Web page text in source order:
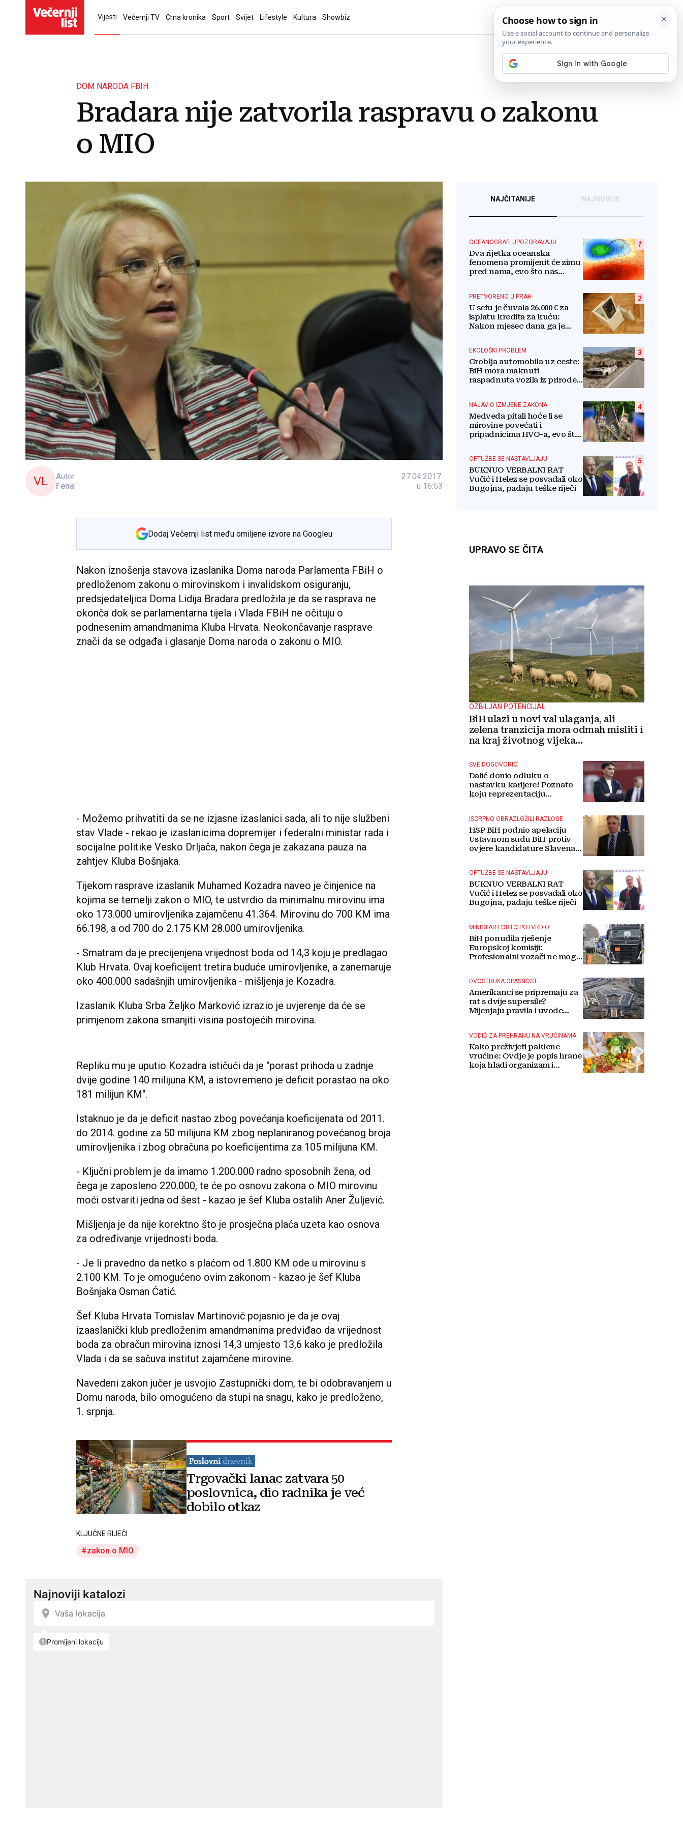
Vijesti Večernji TV Crna kronika Sport Svijet Lifestyle Kultura Showbiz
DOM NARODA FBIH
Bradara nije zatvorila raspravu o zakonu
o MIO
VL
Autor
Fena
27.04.2017.
u 16:53
Dodaj Večernji list među omiljene izvore na Googleu
Nakon iznošenja stavova izaslanika Doma naroda Parlamenta FBiH o
predloženom zakonu o mirovinskom i invalidskom osiguranju,
predsjedateljica Doma Lidija Bradara predložila je da se rasprava ne
okonča dok se parlamentarna tijela i Vlada FBiH ne očituju o
podnesenim amandmanima Kluba Hrvata. Neokončavanje rasprave
znači da se odgađa i glasanje Doma naroda o zakonu o MIO.
- Možemo prihvatiti da se ne izjasne izaslanici sada, ali to nije službeni
stav Vlade - rekao je izaslanicima dopremijer i federalni ministar rada i
socijalne politike Vesko Drljača, nakon čega je zakazana pauza na
zahtjev Kluba Bošnjaka.
Tijekom rasprave izaslanik Muhamed Kozadra naveo je činjenice na
kojima se temelji zakon o MIO, te ustvrdio da minimalnu mirovinu ima
oko 173.000 umirovljenika zajamčenu 41.364. Mirovinu do 700 KM ima
66.198, a od 700 do 2.175 KM 28.000 umirovljenika.
- Smatram da je precijenjena vrijednost boda od 14,3 koju je predlagao
Klub Hrvata. Ovaj koeficijent tretira buduće umirovljenike, a zanemaruje
oko 400.000 sadašnjih umirovljenika - mišljenja je Kozadra.
Izaslanik Kluba Srba Željko Marković izrazio je uvjerenje da će se
primjenom zakona smanjiti visina postojećih mirovina.
Repliku mu je uputio Kozadra ističući da je "porast prihoda u zadnje
dvije godine 140 milijuna KM, a istovremeno je deficit porastao na oko
181 milijun KM".
Istaknuo je da je deficit nastao zbog povećanja koeficijenata od 2011.
do 2014. godine za 50 milijuna KM zbog neplaniranog povećanog broja
umirovljenika i zbog obračuna po koeficijentima za 105 milijuna KM.
- Ključni problem je da imamo 1.200.000 radno sposobnih žena, od
čega je zaposleno 220.000, te će po osnovu zakona o MIO mirovinu
moći ostvariti jedna od šest - kazao je šef Kluba ostalih Aner Žuljević.
Mišljenja je da nije korektno što je prosječna plaća uzeta kao osnova
za određivanje vrijednosti boda.
- Je li pravedno da netko s plaćom od 1.800 KM ode u mirovinu s
2.100 KM. To je omogućeno ovim zakonom - kazao je šef Kluba
Bošnjaka Osman Ćatić.
Šef Kluba Hrvata Tomislav Martinović pojasnio je da je ovaj
izaaslanički klub predloženim amandmanima predviđao da vrijednost
boda za obračun mirovina iznosi 14,3 umjesto 13,6 kako je predložila
Vlada i da se sačuva institut zajamčene mirovine.
Navedeni zakon jučer je usvojio Zastupnički dom, te bi odobravanjem u
Domu naroda, bilo omogućeno da stupi na snagu, kako je predloženo,
1. srpnja.
Trgovački lanac zatvara 50
poslovnica, dio radnika je već
dobilo otkaz
KLJUČNE RIJEČI
zakon o MIO
NAJČITANIJE NAJNOVIJE
1
OCEANOGRAFI UPOZORAVAJU
Dva rijetka oceanska
fenomena promijenit će zimu
pred nama, evo što nas
2
PRETVORENO U PRAH
U sefu je čuvala 26.000 € za
isplatu kredita za kuću:
Nakon mjesec dana ga je
3
EKOLOŠKI PROBLEM
Groblja automobila uz ceste:
BiH mora maknuti
raspadnuta vozila iz prirode i
4
NAJAVIO IZMJENE ZAKONA
Medveda pitali hoće li se
mirovine povećati i
pripadnicima HVO-a, evo što
5
OPTUŽBE SE NASTAVLJAJU
BUKNUO VERBALNI RAT
Vučić i Helez se posvađali oko
Bugojna, padaju teške riječi
UPRAVO SE ČITA
OZBILJAN POTENCIJAL
BiH ulazi u novi val ulaganja, ali
zelena tranzicija mora odmah misliti i
na kraj životnog vijeka
SVE DOGOVORIO
Dalić donio odluku o
nastavku karijere! Poznato
koju reprezentaciju
ISCRPNO OBRAZLOŽILI RAZLOGE
HSP BiH podnio apelaciju
Ustavnom sudu BiH protiv
ovjere kandidature Slavena
OPTUŽBE SE NASTAVLJAJU
BUKNUO VERBALNI RAT
Vučić i Helez se posvađali oko
Bugojna, padaju teške riječi
MINISTAR FORTO POTVRDIO
BiH ponudila rješenje
Europskoj komisiji:
Profesionalni vozači ne mogu
DVOSTRUKA OPASNOST
Amerikanci se pripremaju za
rat s dvije supersile?
Mijenjaju pravila i uvode
VODIČ ZA PREHRANU NA VRUĆINAMA
Kako preživjeti paklene
vrućine: Ovdje je popis hrane
koja hladi organizam i